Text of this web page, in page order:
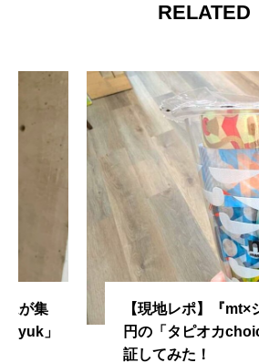
RELATED
【現地レポ】『mt×シモジマ
円の「タピオカchoice」でマ
証してみた！